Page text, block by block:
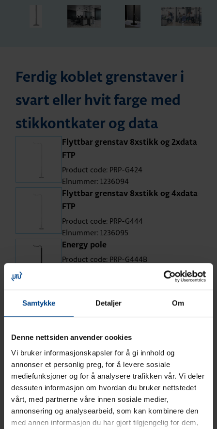
Samtykke Detaljer Om
Denne nettsiden anvender cookies
Vi bruker informasjonskapsler for å gi innhold og
annonser et personlig preg, for å levere sosiale
mediefunksjoner og for å analysere trafikken vår. Vi deler
dessuten informasjon om hvordan du bruker nettstedet
vårt, med partnerne våre innen sosiale medier,
annonsering og analysearbeid, som kan kombinere den
med annen informasjon du har gjort tilgjengelig for dem,
Ferdig koblet grenstaver i
svart eller hvit farge med
stikkontkater og data
Flyttbar grenstav 8xstikk og 2xdata
FTP
Product code: PRP-G424
Elnummer: 1236094
Flyttbar grenstav 8xstikk og 4xdata
FTP
Product code: PRP-G444
Elnummer: 1236095
Energy pole
Product code: PRP-G444B
Energy pole
Product code: PRP-G424B
Elnummer: 1236038
Energy pole
Product code: PRP-G646B
Elnummer: 1236039
Flyttbar grenstav 6xstikk og 2xdata
FTP
Product code: PRP-G620
Elnummer: 1236089